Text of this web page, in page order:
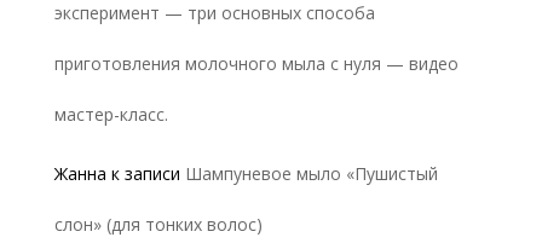
эксперимент — три основных способа
приготовления молочного мыла с нуля — видео
мастер-класс.
Жанна к записи Шампуневое мыло «Пушистый
слон» (для тонких волос)